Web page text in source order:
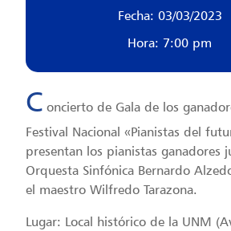
Fecha: 03/03/2023
Hora: 7:00 pm
C oncierto de Gala de los
Festival Nacional «Pianistas del
presentan los pianistas ganadores
Orquesta Sinfónica Bernardo
el maestro Wilfredo Tarazona.
Lugar: Local histórico de la UNM